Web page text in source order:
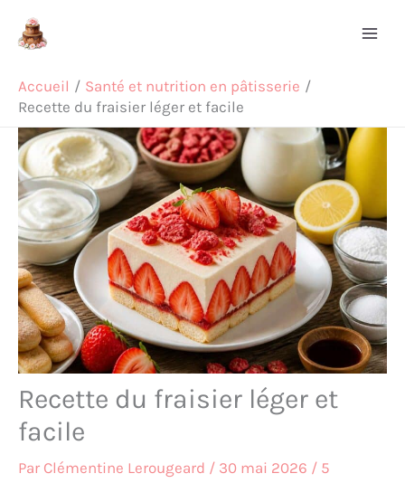
Accueil
Santé et nutrition en pâtisserie
Recette du fraisier léger et facile
Recette du fraisier léger et
facile
Par Clémentine Lerougeard / 30 mai 2026 / 5
Rechercher